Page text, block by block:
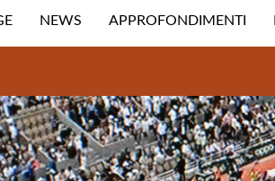
NEWS APPROFONDIMENTI